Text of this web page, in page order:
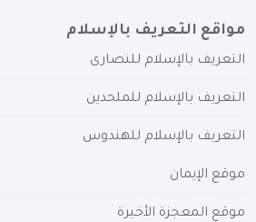
مواقع التعريف بالإسلام
التعريف بالإسلام للنصارى
التعريف بالإسلام للملحدين
التعريف بالإسلام للهندوس
موقع الإيمان
موقع المعجزة الأخيرة